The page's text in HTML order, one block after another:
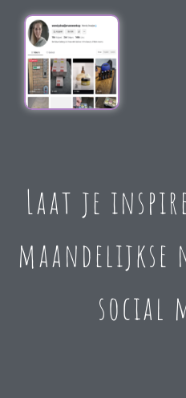
Laat je
maandelijkse
social